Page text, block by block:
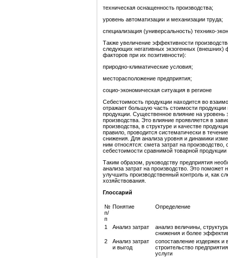
техническая оснащенность производства;
уровень автоматизации и механизации труда;
специализация (универсальность) технико-
Также увеличение эффективности
следующих негативных экзогенных (внешних)
факторов при их позитивности):
природно-климатические условия;
месторасположение предприятия;
социо-экономическая ситуация в регионе
Себестоимость продукции находится во
отражает большую часть стоимости
продукции. Существенное влияние на уровень
производства. Это влияние проявляется в
производства, в структуре и качестве
правило, проводится систематически в
снижения. Для анализа уровня и динамики
ним относятся: смета затрат на
себестоимости сравнимой товарной
Таким образом, руководству предприятия
анализа затрат на производство. Это поможет
улучшить производственный контроль и, как
хозяйствования.
Глоссарий
№
п/
п
Понятие Определение
1 Анализ затрат
анализ величины,
снижения и более
2
Анализ затрат
и выгод
сопоставление издержек и
строительство
услуги